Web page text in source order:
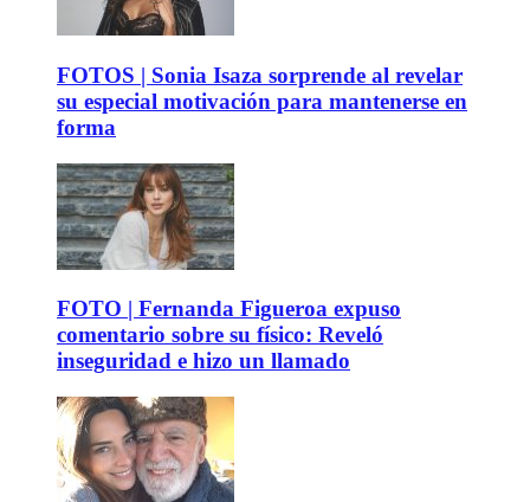
FOTOS | Sonia Isaza sorprende al revelar
su especial motivación para mantenerse en
forma
FOTO | Fernanda Figueroa expuso
comentario sobre su físico: Reveló
inseguridad e hizo un llamado